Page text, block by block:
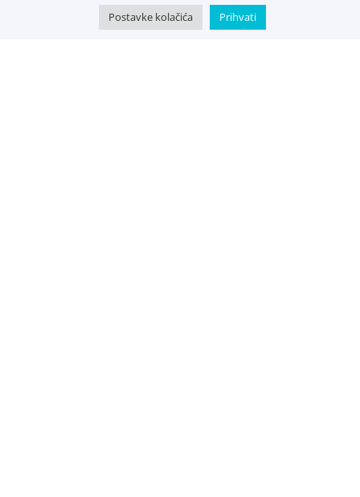
Music Metropolis d.o.o.- 2022 - Sva prava zadržana.
Postavke kolačića Prihvati